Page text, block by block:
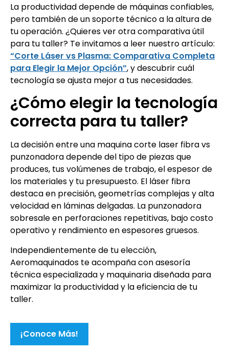
La productividad depende de máquinas confiables,
pero también de un soporte técnico a la altura de
tu operación. ¿Quieres ver otra comparativa útil
para tu taller? Te invitamos a leer nuestro artículo:
“Corte Láser vs Plasma: Comparativa Completa
para Elegir la Mejor Opción”, y descubrir cuál
tecnología se ajusta mejor a tus necesidades.
¿Cómo elegir la tecnología
correcta para tu taller?
La decisión entre una maquina corte laser fibra vs
punzonadora depende del tipo de piezas que
produces, tus volúmenes de trabajo, el espesor de
los materiales y tu presupuesto. El láser fibra
destaca en precisión, geometrías complejas y alta
velocidad en láminas delgadas. La punzonadora
sobresale en perforaciones repetitivas, bajo costo
operativo y rendimiento en espesores gruesos.
Independientemente de tu elección,
Aeromaquinados te acompaña con asesoría
técnica especializada y maquinaria diseñada para
maximizar la productividad y la eficiencia de tu
taller.
¡Conoce Más!